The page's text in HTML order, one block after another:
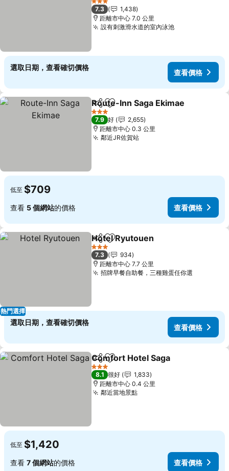
3 星級
7.3
1,438
距離市中心 7.0 公里
設有刺激滑水道的室內泳池
選取日期，查看確切價格
查看價格
分享 放到收藏夾
Route-Inn Saga Ekimae
3 星級
7.9 好
2,655
距離市中心 0.3 公里
鄰近JR佐賀站
低至 $709
查看 5 個網站的價格 查看價格
熱門選擇
分享 放到收藏夾
Hotel Ryutouen
3 星級
7.3
934
距離市中心 7.7 公里
招牌早餐自助餐，三種雞蛋任你選
選取日期，查看確切價格
查看價格
分享 放到收藏夾
Comfort Hotel Saga
3 星級
8.1 很好
1,833
距離市中心 0.4 公里
鄰近當地景點
低至 $1,420
查看 7 個網站的價格 查看價格